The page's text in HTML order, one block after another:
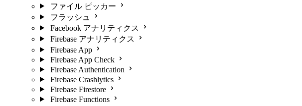
ファイル ピッカー
フラッシュ
Facebook アナリティクス
Firebase アナリティクス
Firebase App
Firebase App Check
Firebase Authentication
Firebase Crashlytics
Firebase Firestore
Firebase Functions